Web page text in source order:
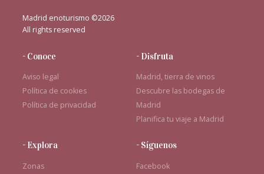
Madrid enoturismo ©2026
All rights reserved
- Conoce
Aviso legal
Política de cookies
Política de privacidad
- Disfruta
Madrid, tierra de vinos
Descubre las bodegas de
Madrid
Planifica tu viaje a Madrid
- Explora
Zonas
- Síguenos
Facebook